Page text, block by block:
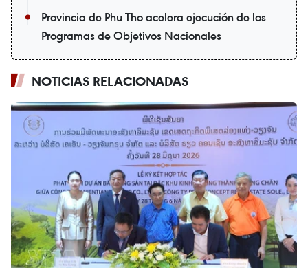
Provincia de Phu Tho acelera ejecución de los
Programas de Objetivos Nacionales
NOTICIAS RELACIONADAS